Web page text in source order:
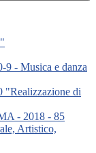
- Musica e danza
"Realizzazione di
- 2018 - 85
Artistico,